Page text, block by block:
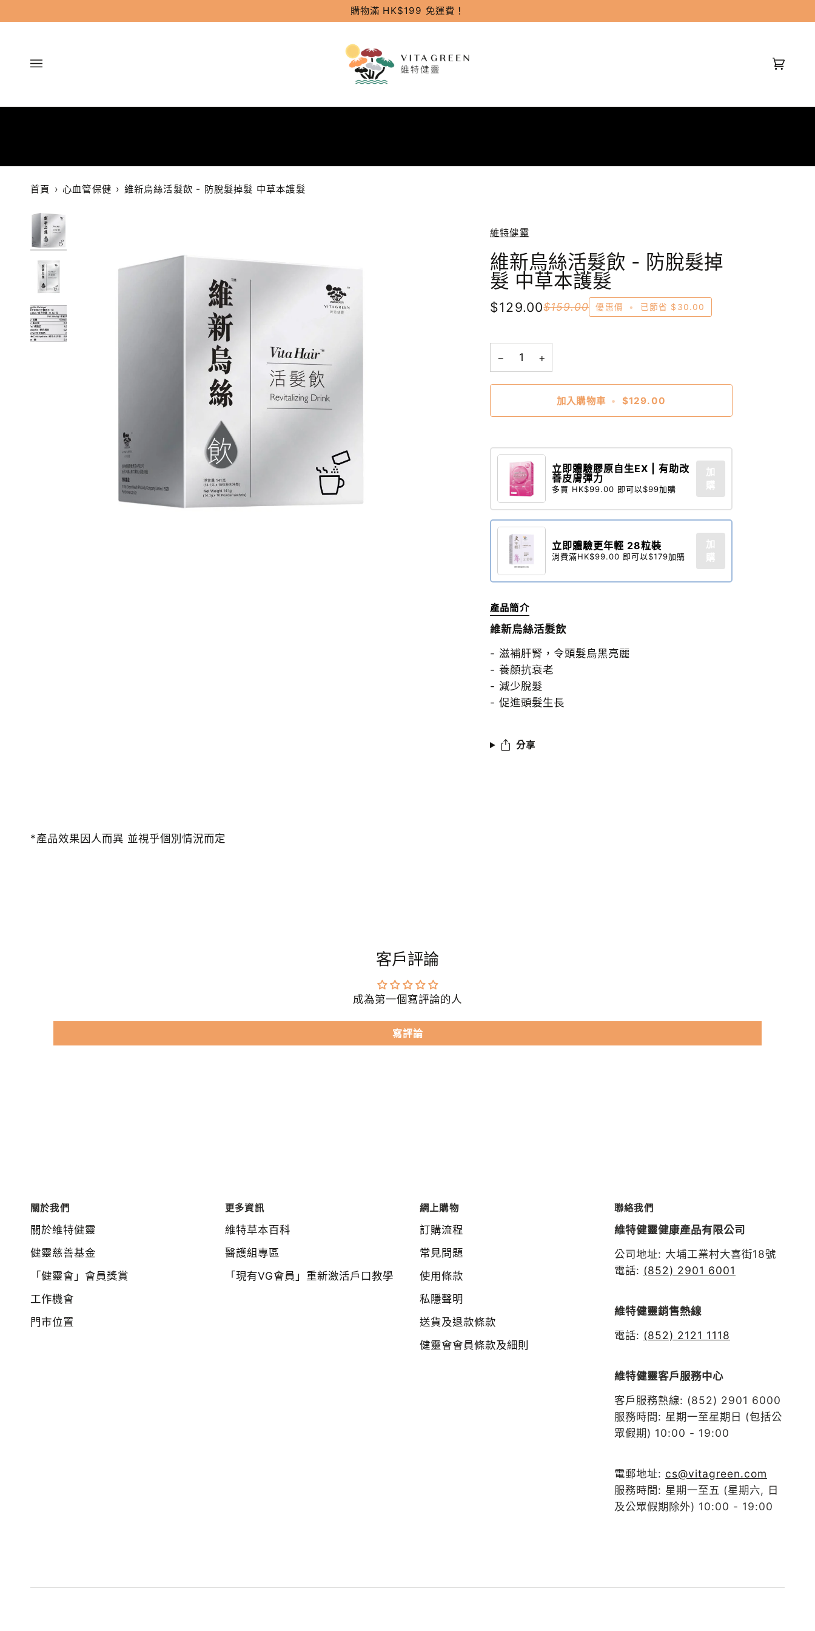
過
購物滿 HK$199 免運費！
首頁 › 心血管保健 › 維新烏絲活髮飲 - 防脫髮掉髮 中草本護髮
維特健靈
維新烏絲活髮飲 - 防脫髮掉
髮 中草本護髮
$129.00$159.00 優惠價 • 已節省 $30.00
− +
加入購物車 • $129.00
立即體驗膠原自生EX | 有助改
善皮膚彈力
多買 HK$99.00 即可以$99加購
加
購
立即體驗更年輕 28粒裝​
消費滿HK$99.00 即可以$179加購
加
購
產品簡介
維新烏絲活髮飲
- 滋補肝腎，令頭髮烏黑亮麗
- 養顏抗衰老
- 減少脫髮
- 促進頭髮生長
分享
*產品效果因人而異 並視乎個別情況而定
客戶評論
成為第一個寫評論的人
寫評論
關於我們
關於維特健靈
健靈慈善基金
「健靈會」會員獎賞
工作機會
門市位置
更多資訊
維特草本百科
醫護組專區
「現有VG會員」重新激活戶口教學
網上購物
訂購流程
常見問題
使用條款
私隱聲明
送貨及退款條款
健靈會會員條款及細則
聯絡我們
維特健靈健康產品有限公司
公司地址: 大埔工業村大喜街18號
電話: (852) 2901 6001
維特健靈銷售熱線
電話: (852) 2121 1118
維特健靈客戶服務中心
客戶服務熱線: (852) 2901 6000
服務時間: 星期一至星期日 (包括公
眾假期) 10:00 - 19:00
電郵地址: cs@vitagreen.com
服務時間: 星期一至五 (星期六, 日
及公眾假期除外) 10:00 - 19:00